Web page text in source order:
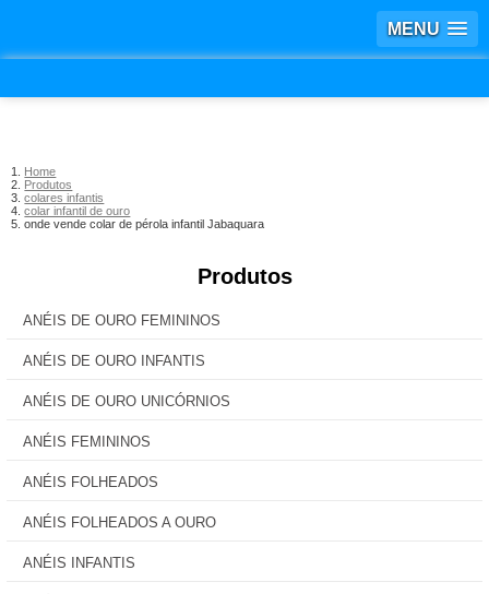
MENU
Home
Produtos
colares infantis
colar infantil de ouro
onde vende colar de pérola infantil Jabaquara
Produtos
ANÉIS DE OURO FEMININOS
ANÉIS DE OURO INFANTIS
ANÉIS DE OURO UNICÓRNIOS
ANÉIS FEMININOS
ANÉIS FOLHEADOS
ANÉIS FOLHEADOS A OURO
ANÉIS INFANTIS